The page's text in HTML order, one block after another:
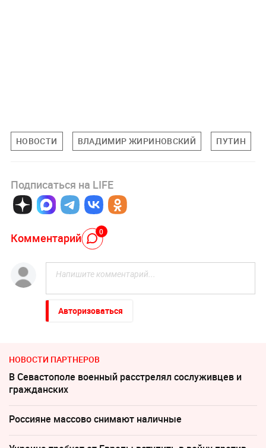
НОВОСТИ ВЛАДИМИР ЖИРИНОВСКИЙ ПУТИН
Подписаться на LIFE
Комментарий 0
Авторизоваться
НОВОСТИ ПАРТНЕРОВ
В Севастополе военный расстрелял сослуживцев и
гражданских
Россияне массово снимают наличные